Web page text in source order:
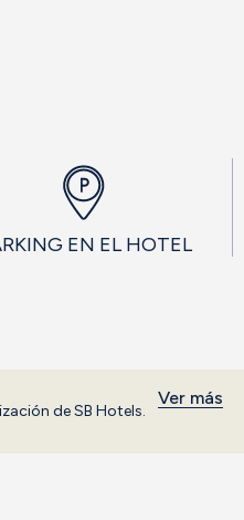
EN EL HOTEL
de SB Hotels.
Ver más